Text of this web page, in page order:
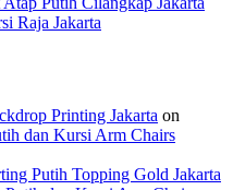
Raja Jakarta
Printing Jakarta on
dan Kursi Arm Chairs
Putih Topping Gold Jakarta